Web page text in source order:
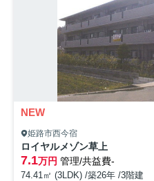
NEW
姫路市西今宿
ロイヤルメゾン草上
7.1万円 管理/共益費-
74.41㎡ (3LDK) /築26年 /3階建